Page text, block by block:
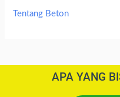
Tentang Beton
APA YANG